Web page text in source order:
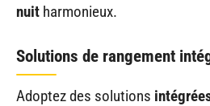
nuit harmonieux.
Solutions de rangement
Adoptez des solutions